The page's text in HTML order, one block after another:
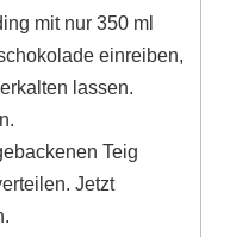
mit nur 350 ml
einreiben,
lassen.
Teig
Jetzt